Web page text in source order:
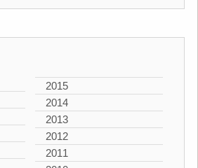
2015
2014
2013
2012
2011